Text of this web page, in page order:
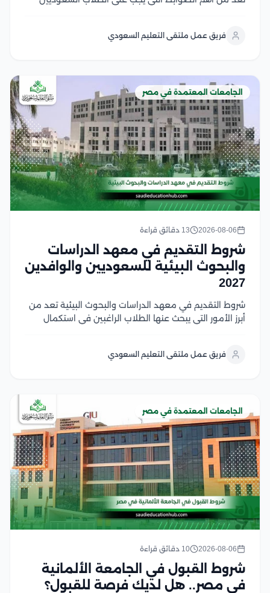
الأكاديمية والإدارية، مثل الاعتراف بالجامعة المحول منها
فريق عمل ملتقى التعليم السعودي
الجامعات المعتمدة في مصر
2026-08-06 13 دقائق قراءة
شروط التقديم في معهد الدراسات
والبحوث البيئية للسعوديين والوافدين
2027
شروط التقديم في معهد الدراسات والبحوث البيئية تعد من
أبرز الأمور التي يبحث عنها الطلاب الراغبين في استكمال
المطلوبة، والالتزام بالضوابط التي يحددها المعهد والجهات
فريق عمل ملتقى التعليم السعودي
الجامعات المعتمدة في مصر
2026-08-06 10 دقائق قراءة
شروط القبول في الجامعة الألمانية
في مصر.. هل لديك فرصة للقبول؟